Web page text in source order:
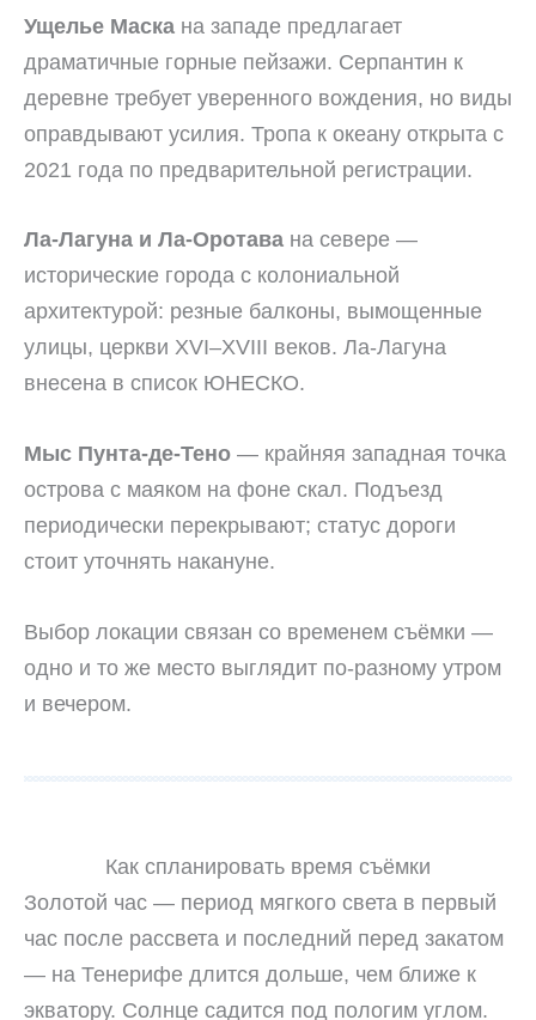
Ущелье Маска на западе предлагает
драматичные горные пейзажи. Серпантин к
деревне требует уверенного вождения, но виды
оправдывают усилия. Тропа к океану открыта с
2021 года по предварительной регистрации.
Ла-Лагуна и Ла-Оротава на севере —
исторические города с колониальной
архитектурой: резные балконы, вымощенные
улицы, церкви XVI–XVIII веков. Ла-Лагуна
внесена в список ЮНЕСКО.
Мыс Пунта-де-Тено — крайняя западная точка
острова с маяком на фоне скал. Подъезд
периодически перекрывают; статус дороги
стоит уточнять накануне.
Выбор локации связан со временем съёмки —
одно и то же место выглядит по-разному утром
и вечером.
Как спланировать время съёмки
Золотой час — период мягкого света в первый
час после рассвета и последний перед закатом
— на Тенерифе длится дольше, чем ближе к
экватору. Солнце садится под пологим углом.